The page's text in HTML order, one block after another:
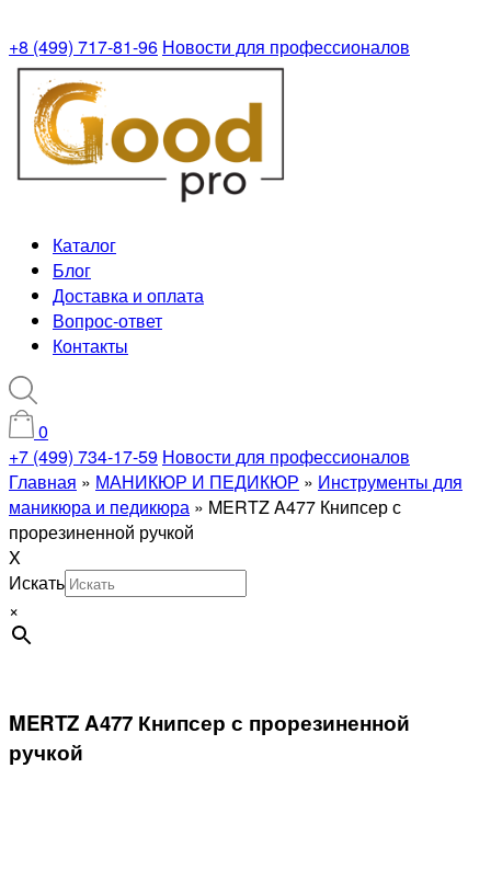
+8 (499) 717-81-96 Новости для профессионалов
Каталог
Блог
Доставка и оплата
Вопрос-ответ
Контакты
0
+7 (499) 734-17-59 Новости для профессионалов
Главная » МАНИКЮР И ПЕДИКЮР » Инструменты для
маникюра и педикюра » MERTZ A477 Книпсер с
прорезиненной ручкой
X
Искать
×
MERTZ A477 Книпсер с прорезиненной
ручкой